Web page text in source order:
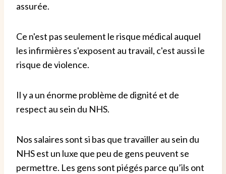
assurée.
Ce n'est pas seulement le risque médical auquel
les infirmières s'exposent au travail, c'est aussi le
risque de violence.
Il y a un énorme problème de dignité et de
respect au sein du NHS.
Nos salaires sont si bas que travailler au sein du
NHS est un luxe que peu de gens peuvent se
permettre. Les gens sont piégés parce qu’ils ont